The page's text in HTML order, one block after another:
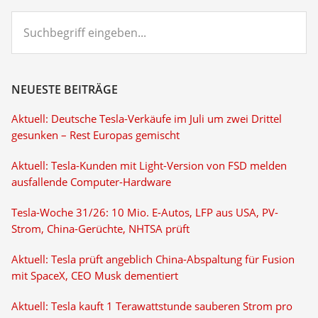
eingeben...
NEUESTE BEITRÄGE
Aktuell: Deutsche Tesla-Verkäufe im Juli um zwei Drittel
gesunken – Rest Europas gemischt
Aktuell: Tesla-Kunden mit Light-Version von FSD melden
ausfallende Computer-Hardware
Tesla-Woche 31/26: 10 Mio. E-Autos, LFP aus USA, PV-
Strom, China-Gerüchte, NHTSA prüft
Aktuell: Tesla prüft angeblich China-Abspaltung für Fusion
mit SpaceX, CEO Musk dementiert
Aktuell: Tesla kauft 1 Terawattstunde sauberen Strom pro